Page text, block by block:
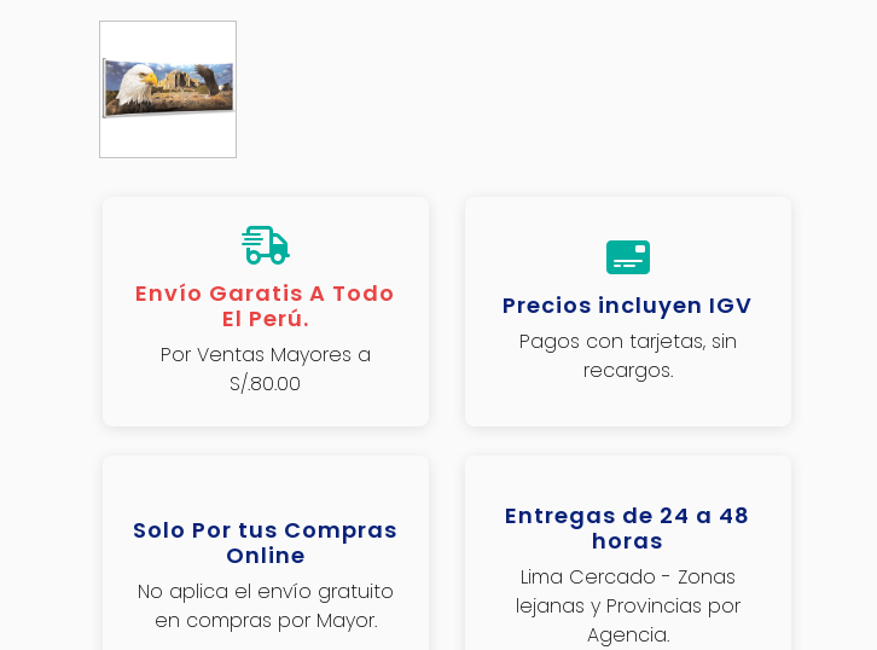
Envío Garatis A Todo
El Perú.
Por Ventas Mayores a
S/.80.00
Precios incluyen IGV
Pagos con tarjetas, sin
recargos.
Solo Por tus Compras
Online
No aplica el envío gratuito
en compras por Mayor.
Entregas de 24 a 48
horas
Lima Cercado - Zonas
lejanas y Provincias por
Agencia.